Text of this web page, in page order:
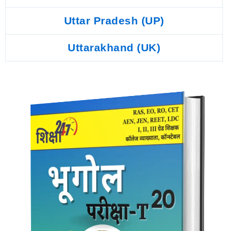
Uttar Pradesh (UP)
Uttarakhand (UK)